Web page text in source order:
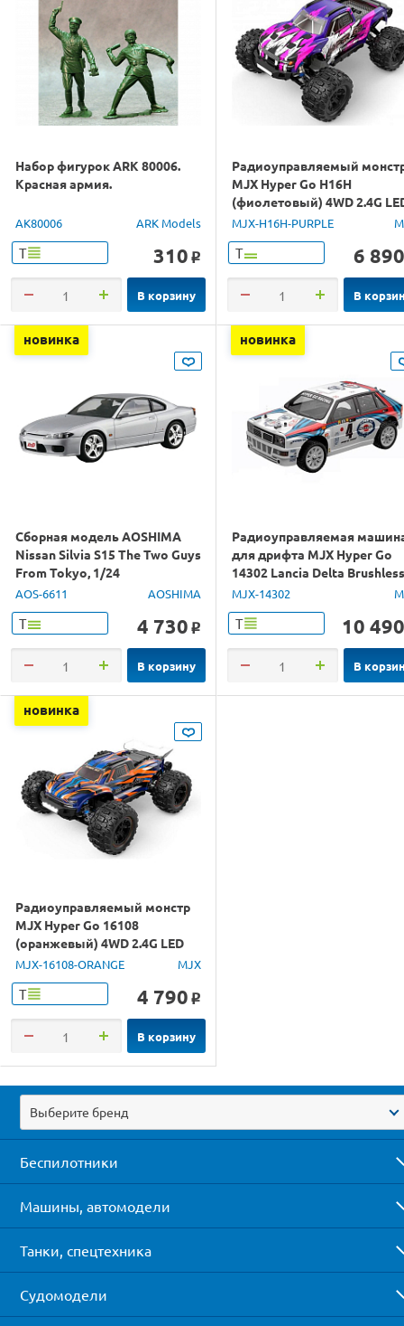
Набор фигурок ARK 80006.
Красная армия.
AK80006 ARK Models
Т 310 o
В корзину
Радиоуправляемый
MJX Hyper Go H16H
(фиолетовый) 4WD 2.4G
GPS 1/16 RTR
MJX-H16H-PURPLE
Т 6 890
В
новинка
Сборная модель AOSHIMA
Nissan Silvia S15 The Two Guys
From Tokyo, 1/24
AOS-6611 AOSHIMA
Т 4 730 o
В корзину
новинка
Радиоуправляемая
для дрифта MJX Hyper Go
14302 Lancia Delta Brushless
4WD 2.4G LED 1/14 RTR
MJX-14302
Т 10 490
В
новинка
Радиоуправляемый монстр
MJX Hyper Go 16108
(оранжевый) 4WD 2.4G LED
1/16 RTR
MJX-16108-ORANGE MJX
Т 4 790 o
В корзину
Выберите бренд
Беспилотники
Машины, автомодели
Танки, спецтехника
Судомодели